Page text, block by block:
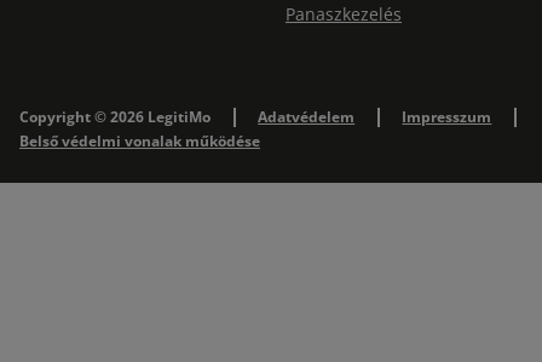
Panaszkezelés
Copyright © 2026 LegitiMo Adatvédelem
Impresszum
Belső védelmi vonalak működése